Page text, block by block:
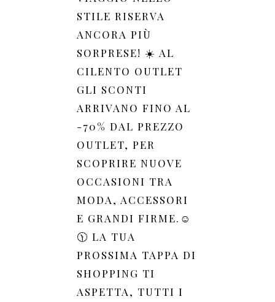
STILE RISERVA
ANCORA PIÙ
SORPRESE! ☀️ AL
CILENTO OUTLET
GLI SCONTI
ARRIVANO FINO AL
-70% DAL PREZZO
OUTLET, PER
SCOPRIRE NUOVE
OCCASIONI TRA
MODA, ACCESSORI
E GRANDI FIRME.☺️
🕦 LA TUA
PROSSIMA TAPPA DI
SHOPPING TI
ASPETTA, TUTTI I